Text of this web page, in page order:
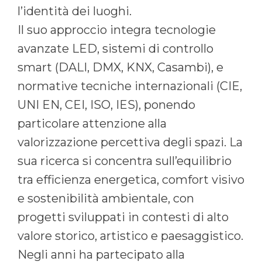
l’identità dei luoghi.
Il suo approccio integra tecnologie
avanzate LED, sistemi di controllo
smart (DALI, DMX, KNX, Casambi), e
normative tecniche internazionali (CIE,
UNI EN, CEI, ISO, IES), ponendo
particolare attenzione alla
valorizzazione percettiva degli spazi. La
sua ricerca si concentra sull’equilibrio
tra efficienza energetica, comfort visivo
e sostenibilità ambientale, con
progetti sviluppati in contesti di alto
valore storico, artistico e paesaggistico.
Negli anni ha partecipato alla